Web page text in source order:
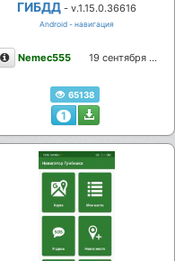
ГИБДД- v.1.15.0.36616
Android - навигация
Описание
Nemec555 19 сентября 2023
65138
1